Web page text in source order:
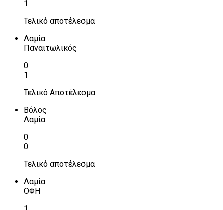
1
Τελικό αποτέλεσμα
Λαμία
Παναιτωλικός
0
1
Τελικό Αποτέλεσμα
Βόλος
Λαμία
0
0
Τελικό αποτέλεσμα
Λαμία
ΟΦΗ